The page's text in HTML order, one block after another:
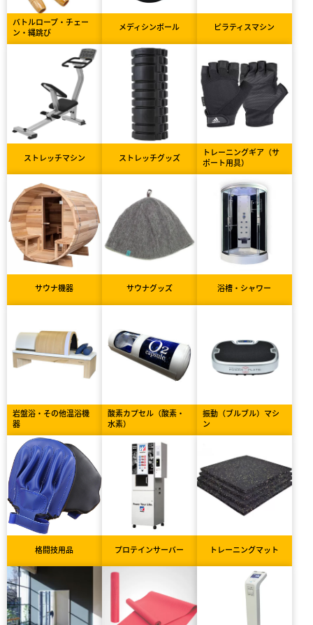
バトルロープ・チェー
ン・縄跳び
メディシンボール ピラティスマシン
ストレッチマシン ストレッチグッズ
トレーニングギア（サ
ポート用具）
サウナ機器 サウナグッズ 浴槽・シャワー
岩盤浴・その他温浴機
器
酸素カプセル（酸素・
水素）
振動（ブルブル）マシ
ン
格闘技用品 プロテインサーバー トレーニングマット